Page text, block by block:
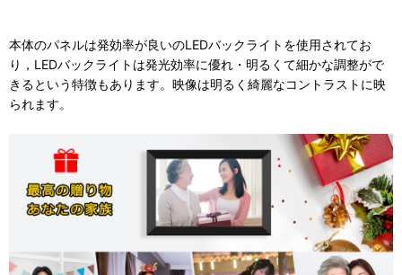
本体のパネルは発効率が良いのLEDバックライトを使用されてお
り，LEDバックライトは発光効率に優れ・明るくて細かな調整がで
きるという特徴もあります。映像は明るく綺麗なコントラストに映
られます。